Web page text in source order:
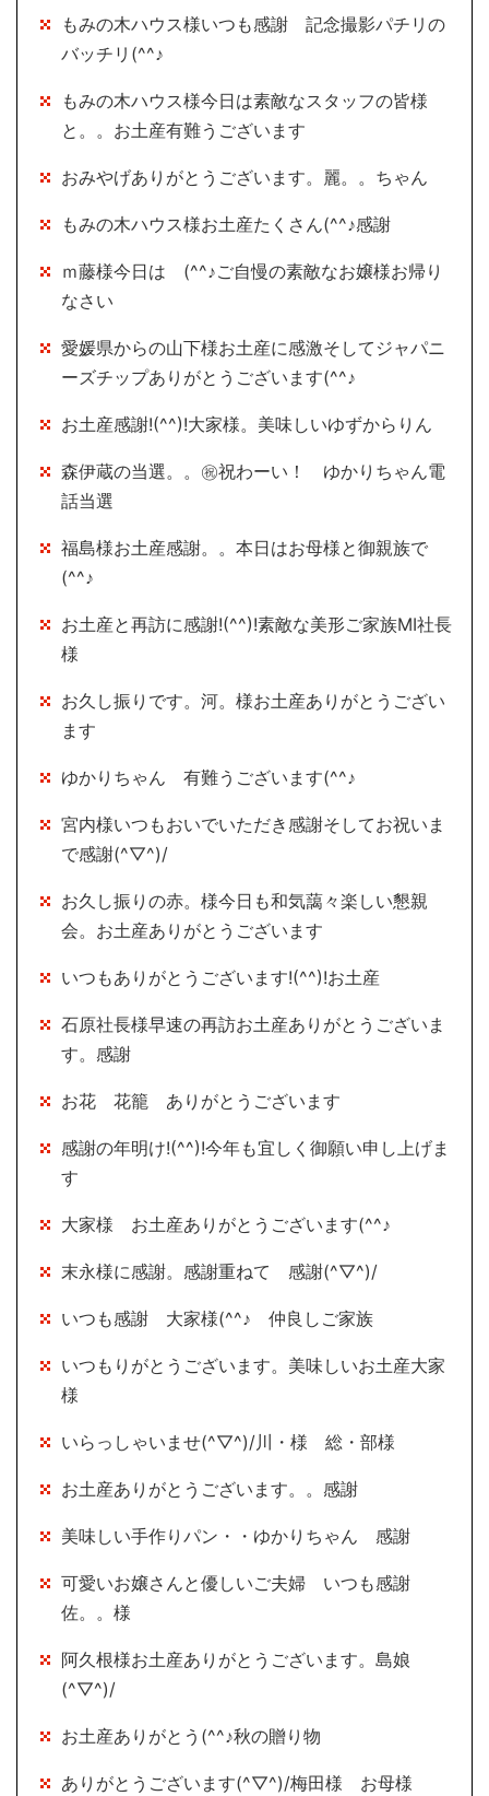
もみの木ハウス様いつも感謝 記念撮影パチリの
バッチリ(^^♪
もみの木ハウス様今日は素敵なスタッフの皆様
と。。お土産有難うございます
おみやげありがとうございます。麗。。ちゃん
もみの木ハウス様お土産たくさん(^^♪感謝
ｍ藤様今日は (^^♪ご自慢の素敵なお嬢様お帰り
なさい
愛媛県からの山下様お土産に感激そしてジャパニ
ーズチップありがとうございます(^^♪
お土産感謝!(^^)!大家様。美味しいゆずからりん
森伊蔵の当選。。㊗祝わーい！ ゆかりちゃん電
話当選
福島様お土産感謝。。本日はお母様と御親族で
(^^♪
お土産と再訪に感謝!(^^)!素敵な美形ご家族MI社長
様
お久し振りです。河。様お土産ありがとうござい
ます
ゆかりちゃん 有難うございます(^^♪
宮内様いつもおいでいただき感謝そしてお祝いま
で感謝(^▽^)/
お久し振りの赤。様今日も和気藹々楽しい懇親
会。お土産ありがとうございます
いつもありがとうございます!(^^)!お土産
石原社長様早速の再訪お土産ありがとうございま
す。感謝
お花 花籠 ありがとうございます
感謝の年明け!(^^)!今年も宜しく御願い申し上げま
す
大家様 お土産ありがとうございます(^^♪
末永様に感謝。感謝重ねて 感謝(^▽^)/
いつも感謝 大家様(^^♪ 仲良しご家族
いつもりがとうございます。美味しいお土産大家
様
いらっしゃいませ(^▽^)/川・様 総・部様
お土産ありがとうございます。。感謝
美味しい手作りパン・・ゆかりちゃん 感謝
可愛いお嬢さんと優しいご夫婦 いつも感謝
佐。。様
阿久根様お土産ありがとうございます。島娘
(^▽^)/
お土産ありがとう(^^♪秋の贈り物
ありがとうございます(^▽^)/梅田様 お母様